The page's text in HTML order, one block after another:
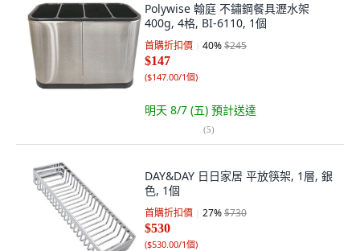
Polywise 翰庭 不鏽鋼餐具瀝水架
400g, 4格, BI-6110, 1個
首購折扣價 40%$245
$147
($147.00/1個)
明天 8/7 (五) 預計送達
(5)
DAY&DAY 日日家居 平放筷架, 1層, 銀
色, 1個
首購折扣價 27%$730
$530
($530.00/1個)